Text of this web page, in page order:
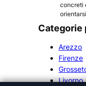
concreti
Categorie
Arezzo
Firenze
Livorno